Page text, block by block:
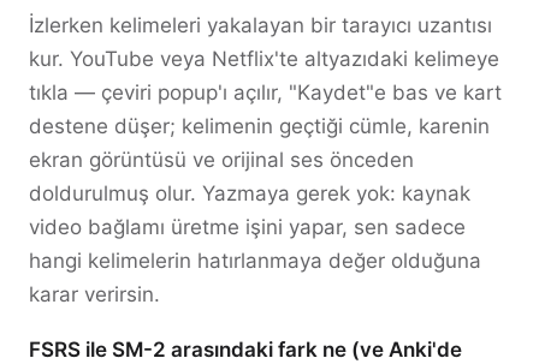
İzlerken kelimeleri yakalayan bir tarayıcı uzantısı
kur. YouTube veya Netflix'te altyazıdaki kelimeye
tıkla — çeviri popup'ı açılır, "Kaydet"e bas ve kart
destene düşer; kelimenin geçtiği cümle, karenin
ekran görüntüsü ve orijinal ses önceden
doldurulmuş olur. Yazmaya gerek yok: kaynak
video bağlamı üretme işini yapar, sen sadece
hangi kelimelerin hatırlanmaya değer olduğuna
karar verirsin.
FSRS ile SM-2 arasındaki fark ne (ve Anki'de